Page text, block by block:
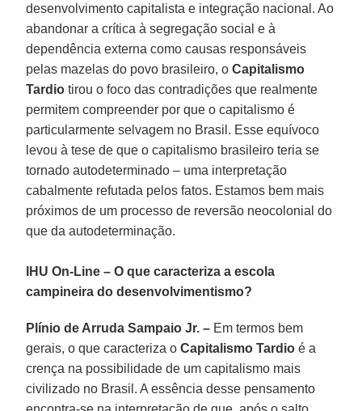
desenvolvimento capitalista e integração nacional. Ao
abandonar a crítica à segregação social e à
dependência externa como causas responsáveis
pelas mazelas do povo brasileiro, oCapitalismo
Tardio tirou o foco das contradições que realmente
permitem compreender por que o capitalismo é
particularmente selvagem no Brasil. Esse equívoco
levou à tese de que o capitalismo brasileiro teria se
tornado autodeterminado – uma interpretação
cabalmente refutada pelos fatos. Estamos bem mais
próximos de um processo de reversão neocolonial do
que da autodeterminação.
IHU On-Line – O que caracteriza a escola
campineira do desenvolvimentismo?
Plínio de Arruda Sampaio Jr. – Em termos bem
gerais, o que caracteriza oCapitalismo Tardio é a
crença na possibilidade de um capitalismo mais
civilizado no Brasil. A essência desse pensamento